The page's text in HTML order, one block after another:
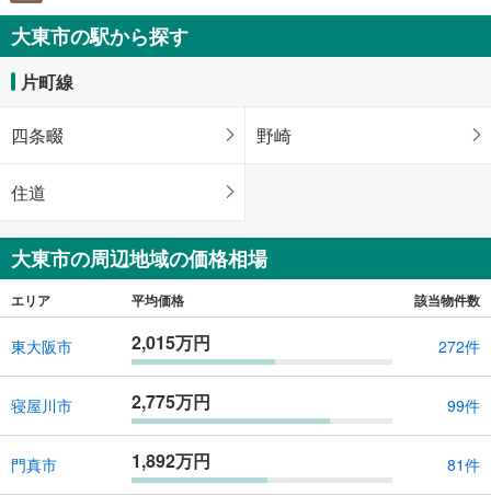
大東市の駅から探す
片町線
四条畷 野崎
住道
大東市の周辺地域の価格相場
エリア 平均価格 該当物件数
東大阪市 2,015万円 272件
寝屋川市 2,775万円 99件
門真市 1,892万円 81件